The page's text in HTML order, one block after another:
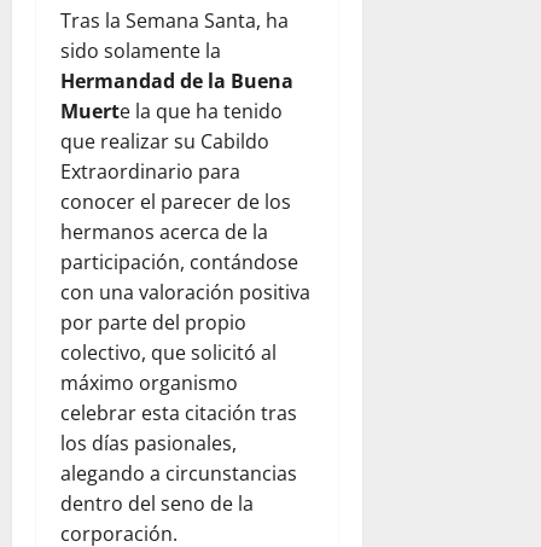
Tras la Semana Santa, ha
sido solamente la
Hermandad de la Buena
Muerte la que ha tenido
que realizar su Cabildo
Extraordinario para
conocer el parecer de los
hermanos acerca de la
participación, contándose
con una valoración positiva
por parte del propio
colectivo, que solicitó al
máximo organismo
celebrar esta citación tras
los días pasionales,
alegando a circunstancias
dentro del seno de la
corporación.